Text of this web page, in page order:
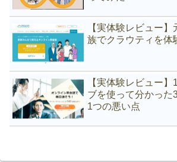
【実体験レビュー
族でクラウティを体
【実体験レビュー
ブを使って分かった
1つの悪い点